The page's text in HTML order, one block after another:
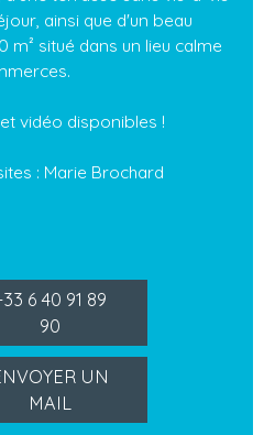
ainsi que d'un beau
m² situé dans un lieu calme
vidéo disponibles !
: Marie Brochard
6 40 91 89
90
UN
MAIL